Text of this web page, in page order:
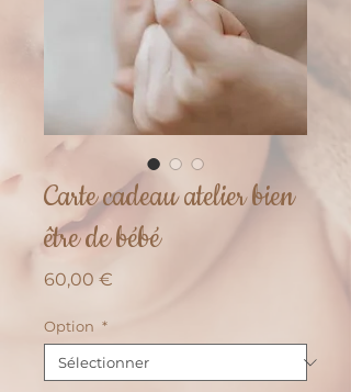
Carte cadeau atelier bien
être de bébé
60,00 €
Option *